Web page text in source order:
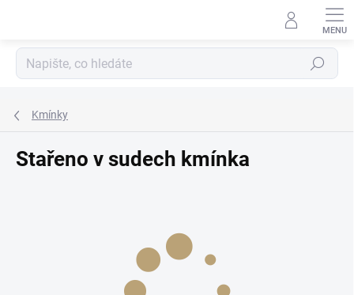
Hledat
Kmínky
Stařeno v sudech kmínka